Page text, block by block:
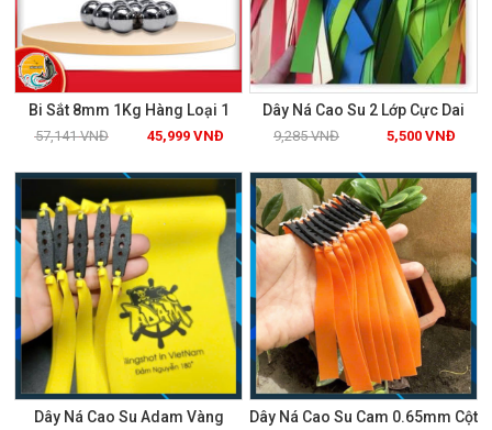
Xem chi tiết
Bi Sắt 8mm 1Kg Hàng Loại 1
57,141VNĐ 45,999 VNĐ
Xem chi tiết
Dây Ná Cao Su 2 Lớp Cực Dai
9,285VNĐ 5,500 VNĐ
GIẢM GIÁ!
Dây Ná Cao Su Adam Vàng
GIẢM GIÁ!
Dây Ná Cao Su Cam 0.65mm Cột